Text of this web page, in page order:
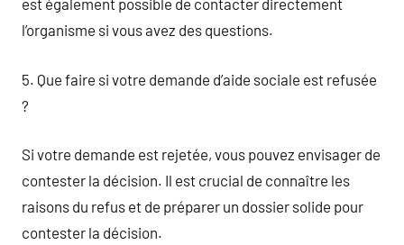
est également possible de contacter directement
l’organisme si vous avez des questions.
5. Que faire si votre demande d’aide sociale est refusée
?
Si votre demande est rejetée, vous pouvez envisager de
contester la décision. Il est crucial de connaître les
raisons du refus et de préparer un dossier solide pour
contester la décision.